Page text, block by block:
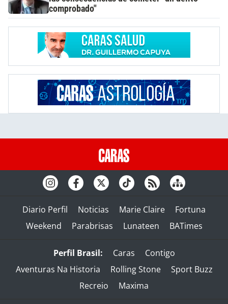
comprobado"
Diario Perfil Noticias Marie Claire
Fortuna
Weekend
Parabrisas Lunateen BATimes
Perfil Brasil: Caras
Contigo
Aventuras Na Historia
Rolling Stone
Sport Buzz
Recreio
Maxima